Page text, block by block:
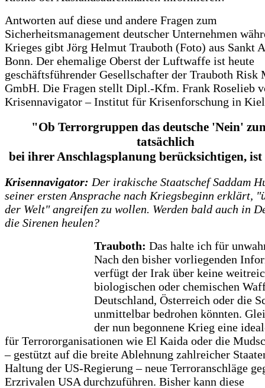
Antworten auf diese und andere Fragen zum
Sicherheitsmanagement deutscher Unternehmen
Krieges gibt Jörg Helmut Trauboth (Foto) aus Sankt
Bonn. Der ehemalige Oberst der Luftwaffe ist heute
geschäftsführender Gesellschafter der Trauboth Risk
GmbH. Die Fragen stellt Dipl.-Kfm. Frank Roselieb
Krisennavigator – Institut für Krisenforschung in
"Ob Terrorgruppen das deutsche 'Nein'
tatsächlich
bei ihrer Anschlagsplanung berücksichtigen, ist
Krisennavigator: Der irakische Staatschef Saddam
seiner ersten Ansprache nach Kriegsbeginn erklärt,
der Welt" angreifen zu wollen. Werden bald auch in
die Sirenen heulen?
Trauboth: Das halte ich für
Nach den bisher vorliegenden
verfügt der Irak über keine
biologischen oder chemischen
Deutschland, Österreich oder die
unmittelbar bedrohen könnten.
der nun begonnene Krieg eine
für Terrororganisationen wie El Kaida oder die
– gestützt auf die breite Ablehnung zahlreicher
Haltung der US-Regierung – neue Terroranschläge
Erzrivalen USA durchzuführen. Bisher kann diese